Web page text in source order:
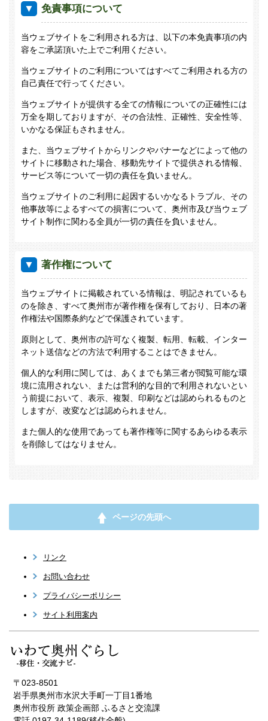
免責事項について
当ウェブサイトをご利用される方は、以下の本免責事項の内
容をご承諾頂いた上でご利用ください。
当ウェブサイトのご利用についてはすべてご利用される方の
自己責任で行ってください。
当ウェブサイトが提供する全ての情報についての正確性には
万全を期しておりますが、その合法性、正確性、安全性等、
いかなる保証もされません。
また、当ウェブサイトからリンクやバナーなどによって他の
サイトに移動された場合、移動先サイトで提供される情報、
サービス等について一切の責任を負いません。
当ウェブサイトのご利用に起因するいかなるトラブル、その
他事故等によるすべての損害について、奥州市及び当ウェブ
サイト制作に関わる全員が一切の責任を負いません。
著作権について
当ウェブサイトに掲載されている情報は、明記されているも
のを除き、すべて奥州市が著作権を保有しており、日本の著
作権法や国際条約などで保護されています。
原則として、奥州市の許可なく複製、転用、転載、インター
ネット送信などの方法で利用することはできません。
個人的な利用に関しては、あくまでも第三者が閲覧可能な環
境に流用されない、または営利的な目的で利用されないとい
う前提において、表示、複製、印刷などは認められるものと
しますが、改変などは認められません。
また個人的な使用であっても著作権等に関するあらゆる表示
を削除してはなりません。
ページの先頭へ
リンク
お問い合わせ
プライバシーポリシー
サイト利用案内
〒023-8501
岩手県奥州市水沢大手町一丁目1番地
奥州市役所 政策企画部 ふるさと交流課